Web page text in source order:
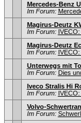
Mercedes-Benz
Im Forum:
Magirus-Deutz
Im Forum:
Magirus-Deutz
Im Forum:
Unterwegs mit
Im Forum: Dies
Iveco Stralis Hi
Im Forum:
Volvo-
Im Forum: